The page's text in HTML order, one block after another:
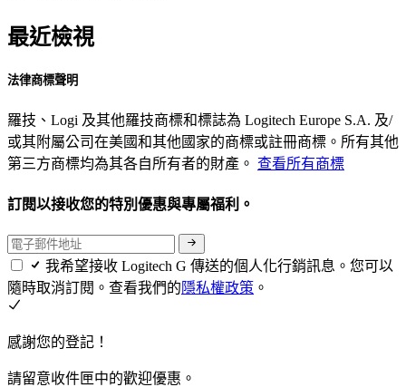
最近檢視
法律商標聲明
羅技、Logi 及其他羅技商標和標誌為 Logitech Europe S.A. 及/
或其附屬公司在美國和其他國家的商標或註冊商標。所有其他
第三方商標均為其各自所有者的財產。 查看所有商標
訂閱以接收您的特別優惠與專屬福利。
我希望接收 Logitech G 傳送的個人化行銷訊息。您可以
隨時取消訂閱。查看我們的隱私權政策 。
感謝您的登記！
請留意收件匣中的歡迎優惠。